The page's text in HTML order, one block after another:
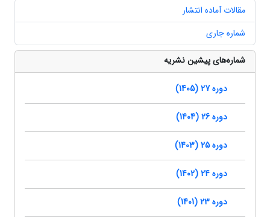
مقالات آماده انتشار
شماره جاری
شماره‌های پیشین نشریه
دوره 27 (1405)
دوره 26 (1404)
دوره 25 (1403)
دوره 24 (1402)
دوره 23 (1401)